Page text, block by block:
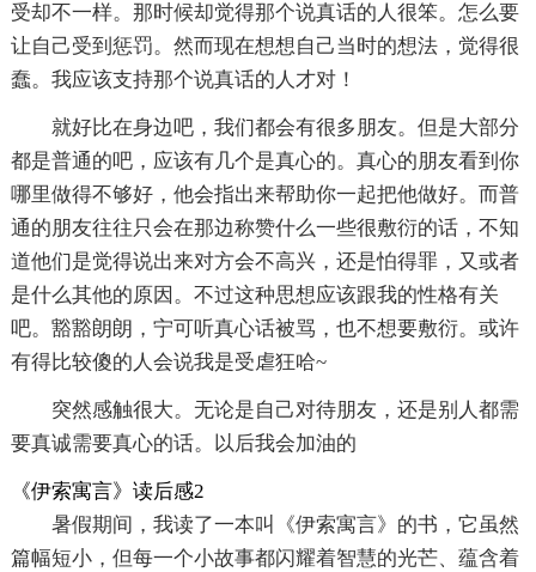
受却不一样。那时候却觉得那个说真话的人很笨。怎么要
让自己受到惩罚。然而现在想想自己当时的想法，觉得很
蠢。我应该支持那个说真话的人才对！
就好比在身边吧，我们都会有很多朋友。但是大部分
都是普通的吧，应该有几个是真心的。真心的朋友看到你
哪里做得不够好，他会指出来帮助你一起把他做好。而普
通的朋友往往只会在那边称赞什么一些很敷衍的话，不知
道他们是觉得说出来对方会不高兴，还是怕得罪，又或者
是什么其他的原因。不过这种思想应该跟我的性格有关
吧。豁豁朗朗，宁可听真心话被骂，也不想要敷衍。或许
有得比较傻的人会说我是受虐狂哈~
突然感触很大。无论是自己对待朋友，还是别人都需
要真诚需要真心的话。以后我会加油的
《伊索寓言》读后感2
暑假期间，我读了一本叫《伊索寓言》的书，它虽然
篇幅短小，但每一个小故事都闪耀着智慧的光芒、蕴含着